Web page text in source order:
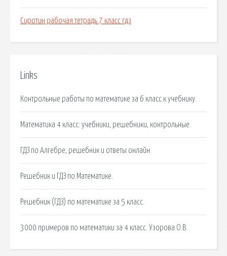
Сиротин рабочая тетрадь 7 класс гдз
Links
Контрольные работы по математике за 6 класс к учебнику.
Математика 4 класс: учебники, решебники, контрольные.
ГДЗ по Алгебре, решебник и ответы онлайн.
Решебник и ГДЗ по Математике.
Решебник (ГДЗ) по математике за 5 класс.
3000 примеров по математики за 4 класс. Узорова О.В.